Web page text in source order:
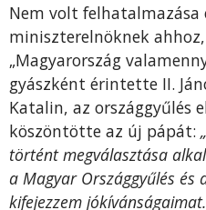
Nem volt felhatalmazása
miniszterelnöknek
„Magyarország
gyászként érintette II.
Katalin, az országgyűlés
köszöntötte az új pápát:
történt megválasztása
a Magyar Országgyűlés és
kifejezzem